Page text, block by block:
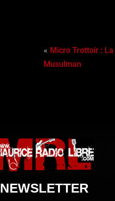
Micro Trottoir :
Musulman
NEWSLETTER